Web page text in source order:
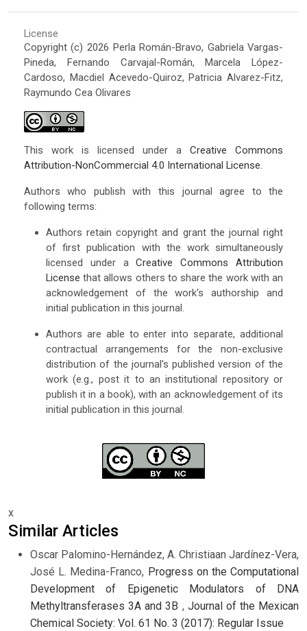
License
Copyright (c) 2026 Perla Román-Bravo, Gabriela Vargas-
Pineda, Fernando Carvajal-Román, Marcela López-
Cardoso, Macdiel Acevedo-Quiroz, Patricia Alvarez-Fitz,
Raymundo Cea Olivares
This work is licensed under aCreative Commons
Attribution-NonCommercial 4.0 International License.
Authors who publish with this journal agree to the
following terms:
Authors retain copyright and grant the journal right
of first publication with the work simultaneously
licensed under aCreative Commons Attribution
License that allows others to share the work with an
acknowledgement of the work's authorship and
initial publication in this journal.
Authors are able to enter into separate, additional
contractual arrangements for the non-exclusive
distribution of the journal's published version of the
work (e.g., post it to an institutional repository or
publish it in a book), with an acknowledgement of its
initial publication in this journal.
x
Similar Articles
Oscar Palomino-Hernández, A. Christiaan Jardínez-Vera,
José L. Medina-Franco, Progress on the Computational
Development of Epigenetic Modulators of DNA
Methyltransferases 3A and 3B , Journal of the Mexican
Chemical Society: Vol. 61 No. 3 (2017): Regular Issue